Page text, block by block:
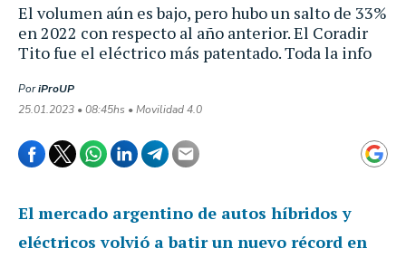
El volumen aún es bajo, pero hubo un salto de 33%
en 2022 con respecto al año anterior. El Coradir
Tito fue el eléctrico más patentado. Toda la info
PoriProUP
25.01.2023 • 08:45hs • Movilidad 4.0
El mercado argentino de autos híbridos y
eléctricos volvió a batir un nuevo récord en